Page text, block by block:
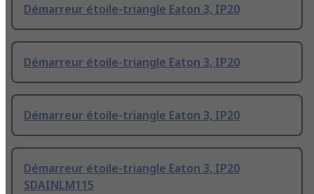
Démarreur étoile-triangle Eaton 3, IP20
Démarreur étoile-triangle Eaton 3, IP20
Démarreur étoile-triangle Eaton 3, IP20
Démarreur étoile-triangle Eaton 3, IP20
SDAINLM115